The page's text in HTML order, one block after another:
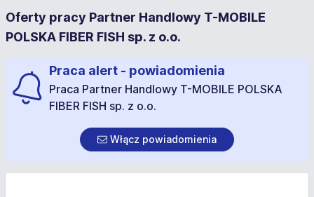
Oferty pracy Partner Handlowy T-MOBILE
POLSKA FIBER FISH sp. z o.o.
Praca alert - powiadomienia
Praca Partner Handlowy T-MOBILE POLSKA
FIBER FISH sp. z o.o.
Włącz powiadomienia